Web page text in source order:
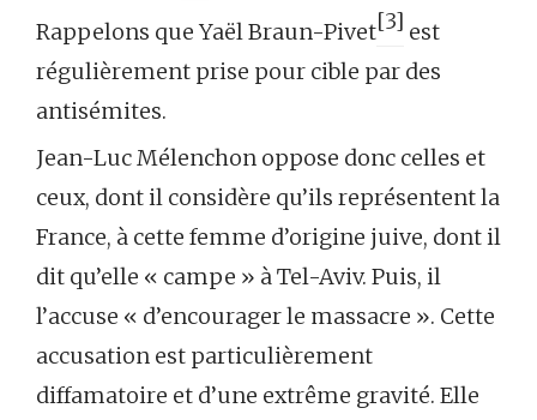
Rappelons que Yaël Braun-Pivet[3] est
régulièrement prise pour cible par des
antisémites.
Jean-Luc Mélenchon oppose donc celles et
ceux, dont il considère qu’ils représentent la
France, à cette femme d’origine juive, dont il
dit qu’elle « campe » à Tel-Aviv. Puis, il
l’accuse « d’encourager le massacre ». Cette
accusation est particulièrement
diffamatoire et d’une extrême gravité. Elle